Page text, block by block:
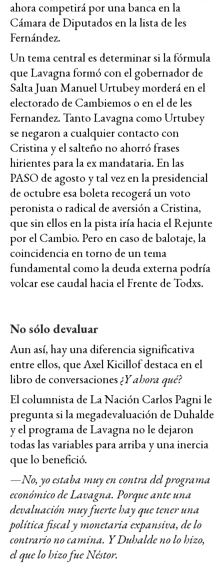
ahora competirá por una banca en la
Cámara de Diputados en la lista de les
Fernández.
Un tema central es determinar si la fórmula
que Lavagna formó con el gobernador de
Salta Juan Manuel Urtubey morderá en el
electorado de Cambiemos o en el de les
Fernandez. Tanto Lavagna como Urtubey
se negaron a cualquier contacto con
Cristina y el salteño no ahorró frases
hirientes para la ex mandataria. En las
PASO de agosto y tal vez en la presidencial
de octubre esa boleta recogerá un voto
peronista o radical de aversión a Cristina,
que sin ellos en la pista iría hacia el Rejunte
por el Cambio. Pero en caso de balotaje, la
coincidencia en torno de un tema
fundamental como la deuda externa podría
volcar ese caudal hacia el Frente de Todxs.
No sólo devaluar
Aun así, hay una diferencia significativa
entre ellos, que Axel Kicillof destaca en el
libro de conversaciones¿Y ahora qué?
El columnista de La Nación Carlos Pagni le
pregunta si la megadevaluación de Duhalde
y el programa de Lavagna no le dejaron
todas las variables para arriba y una inercia
que lo benefició.
—No, yo estaba muy en contra del programa
económico de Lavagna. Porque ante una
devaluación muy fuerte hay que tener una
política fiscal y monetaria expansiva, de lo
contrario no camina. Y Duhalde no lo hizo,
el que lo hizo fue Néstor.